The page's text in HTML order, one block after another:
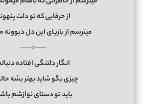
از حرفایی که تو دلت
میترسم از بازیای این دل
──♭──
انگار دلتنگی افتاده
چیزی بگو شاید بهتر بشه
باید تو دستای نوازشم